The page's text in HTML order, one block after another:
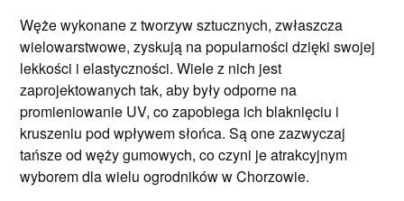
Węże wykonane z tworzyw sztucznych, zwłaszcza
wielowarstwowe, zyskują na popularności dzięki swojej
lekkości i elastyczności. Wiele z nich jest
zaprojektowanych tak, aby były odporne na
promieniowanie UV, co zapobiega ich blaknięciu i
kruszeniu pod wpływem słońca. Są one zazwyczaj
tańsze od węży gumowych, co czyni je atrakcyjnym
wyborem dla wielu ogrodników w Chorzowie.